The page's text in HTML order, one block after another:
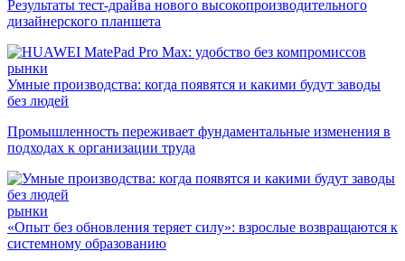
Результаты тест-драйва нового высокопроизводительного
дизайнерского планшета
рынки
Умные производства: когда появятся и какими будут заводы
без людей
Промышленность переживает фундаментальные изменения в
подходах к организации труда
рынки
«Опыт без обновления теряет силу»: взрослые возвращаются к
системному образованию